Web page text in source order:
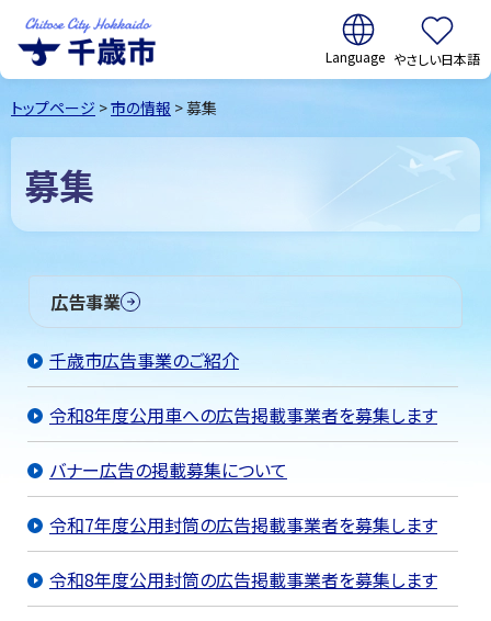
千歳市Chitose
City Hokkaido
翻訳:
やさしい日本語
トップページ >市の情報 > 募集
募集
広告事業
千歳市広告事業のご紹介
令和8年度公用車への広告掲載事業者を募集します
バナー広告の掲載募集について
令和7年度公用封筒の広告掲載事業者を募集します
令和8年度公用封筒の広告掲載事業者を募集します